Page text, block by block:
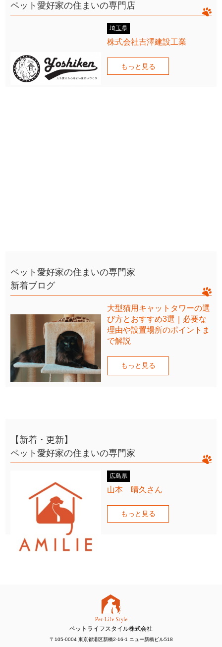
ペット愛好家の住まいの専門店
埼玉県
株式会社吉澤建設工業
もっと見る
ペット愛好家の住まいの専門家
新着ブログ
大型猫用キャットタワーの選
び方とおすすめ3選｜必要な
理由や設置場所のポイントま
で解説
もっと見る
【新着・更新】
ペット愛好家の住まいの専門家
広島県
山本 晴久さん
もっと見る
ペットライフスタイル株式会社
〒105-0004 東京都港区新橋2-16-1 ニュー新橋ビル518